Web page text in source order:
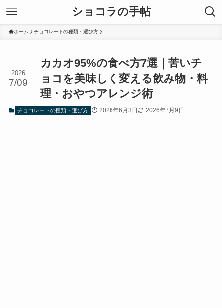
ショコラの手帖
ホーム チョコレートの種類・選び方
カカオ95%の食べ方7選｜苦いチ
ョコを美味しく変える飲み物・料
理・おやつアレンジ術
2026
7/09
チョコレートの種類・選び方 2026年6月3日 2026年7月9日